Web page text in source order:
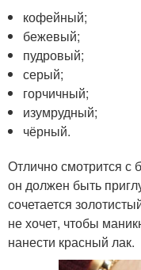
кофейный;
бежевый;
пудровый;
серый;
горчичный;
изумрудный;
чёрный.
Отлично смотрится с
он должен быть
сочетается
не хочет, чтобы
нанести красный лак.